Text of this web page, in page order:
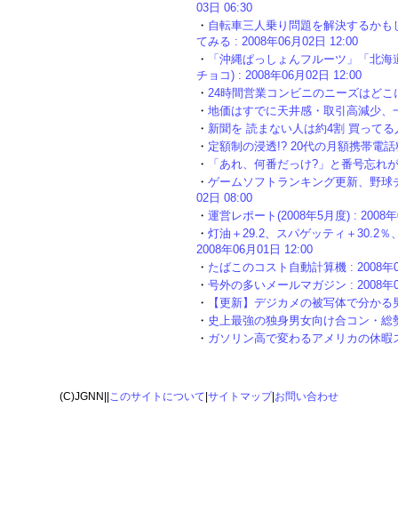
03日 06:30
・ 自転車三人乗り問題を解決するか
てみる : 2008年06月02日 12:00
・
「沖縄ぱっしょんフルーツ」「北
チョコ) : 2008年06月02日 12:00
・ 24時間営業コンビニのニーズはど
・ 地価はすでに天井感・取引高減少
・ 新聞を 読まない人は約4割 買って
・ 定額制の浸透!? 20代の月額携帯電
・
「あれ、何番だっけ?」と番号忘れ
・ ゲームソフトランキング更新、野
02日 08:00
・ 運営レポート(2008年5月度) : 2008
・ 灯油＋29.2、スパゲッティ＋30.2
2008年06月01日 12:00
・ たばこのコスト自動計算機 : 2008年
・ 号外の多いメールマガジン : 2008年
・
【更新】デジカメの被写体で分か
・ 史上最強の独身男女向け合コン・
・ ガソリン高で変わるアメリカの休
(C)JGNN|| このサイトについて サイトマップ| お問い合わせ